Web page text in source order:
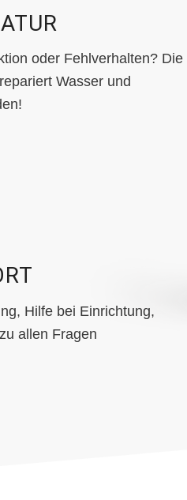
oder Fehlverhalten? Die
Wasser und
Hilfe bei Einrichtung,
allen Fragen